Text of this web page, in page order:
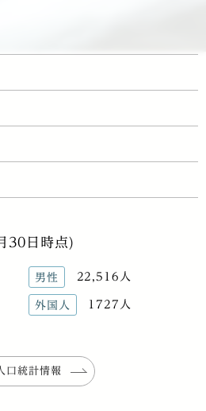
30日時点)
男性 22,516人
外国人 1727人
口統計情報